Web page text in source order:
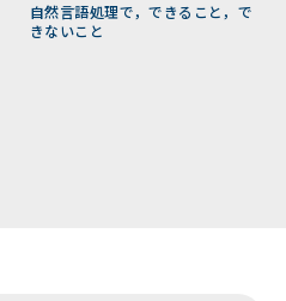
自然言語処理で，できること，で
きないこと